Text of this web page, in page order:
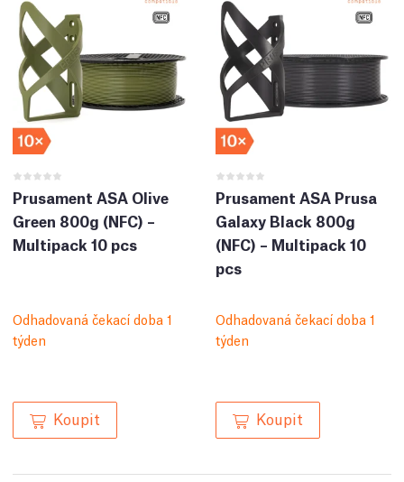
Prusament ASA Olive
Green 800g (NFC) –
Multipack 10 pcs
Odhadovaná čekací doba 1
týden
Koupit
Prusament ASA Prusa
Galaxy Black 800g
(NFC) – Multipack 10
pcs
Odhadovaná čekací doba 1
týden
Koupit